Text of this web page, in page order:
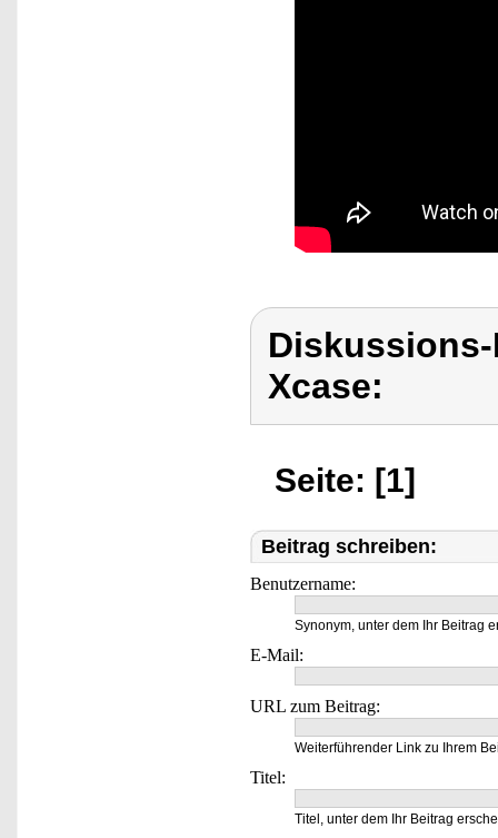
Xcase:
Seite: [1]
Beitrag schreiben:
Benutzername:
Synonym, unter dem Ihr Beitrag
E-Mail:
URL zum Beitrag:
Weiterführender Link zu Ihrem
Titel:
Titel, unter dem Ihr Beitrag